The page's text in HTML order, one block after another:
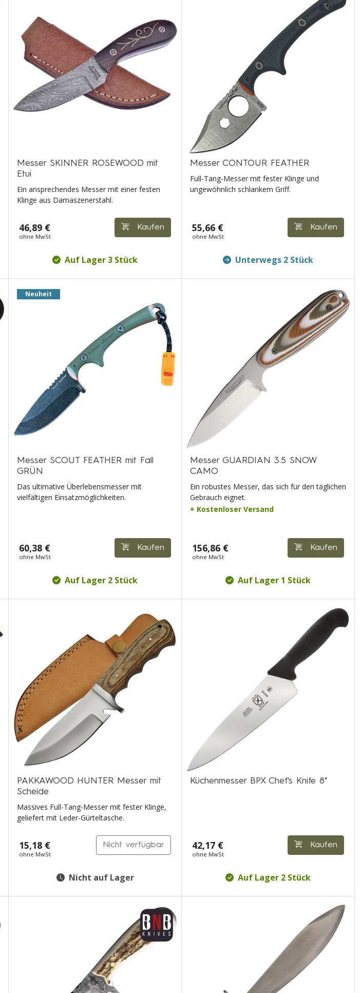
Messer SKINNER ROSEWOOD mit
Etui
Ein ansprechendes Messer mit einer festen
Klinge aus Damaszenerstahl.
46,89 €
ohne MwSt
Kaufen
Auf Lager 3 Stück
Messer CONTOUR FEATHER
Full-Tang-Messer mit fester Klinge und
ungewöhnlich schlankem Griff.
55,66 €
ohne MwSt
Kaufen
Unterwegs 2 Stück
Neuheit
Messer SCOUT FEATHER mit Fall
GRÜN
Das ultimative Überlebensmesser mit
vielfältigen Einsatzmöglichkeiten.
60,38 €
ohne MwSt
Kaufen
Auf Lager 2 Stück
Messer GUARDIAN 3.5 SNOW
CAMO
Ein robustes Messer, das sich für den täglichen
Gebrauch eignet.
+ Kostenloser Versand
156,86 €
ohne MwSt
Kaufen
Auf Lager 1 Stück
PAKKAWOOD HUNTER Messer mit
Scheide
Massives Full-Tang-Messer mit fester Klinge,
geliefert mit Leder-Gürteltasche.
15,18 €
ohne MwSt
Nicht verfügbar
Nicht auf Lager
Küchenmesser BPX Chef's Knife 8"
42,17 €
ohne MwSt
Kaufen
Auf Lager 2 Stück